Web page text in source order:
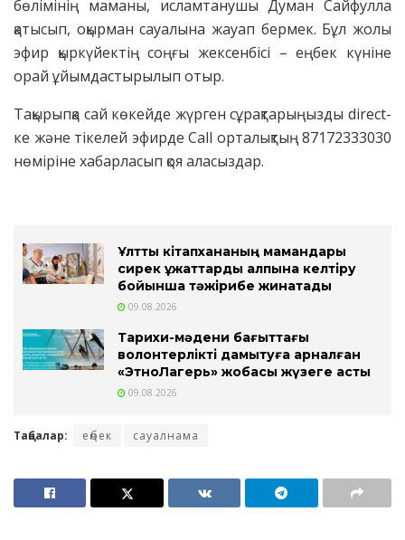
бөлімінің маманы, исламтанушы Думан Сайфулла
қатысып, оқырман сауалына жауап бермек. Бұл жолы
эфир қыркүйектің соңғы жексенбісі – еңбек күніне
орай ұйымдастырылып отыр.
Тақырыпқа сай көкейде жүрген сұрақтарыңызды direct-
ке және тікелей эфирде Call орталықтың 87172333030
нөміріне хабарласып қоя аласыздар.
Ұлттық кітапхананың мамандары
сирек құжаттарды қалпына келтіру
бойынша тәжірибе жинақтады
09.08.2026
Тарихи-мәдени бағыттағы
волонтерлікті дамытуға арналған
«ЭтноЛагерь» жобасы жүзеге асты
09.08.2026
Таңбалар: еңбек сауалнама